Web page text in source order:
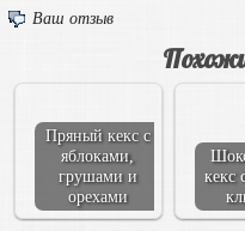
Ваш отзыв
Пряный кекс с
яблоками,
грушами и
орехами
кекс